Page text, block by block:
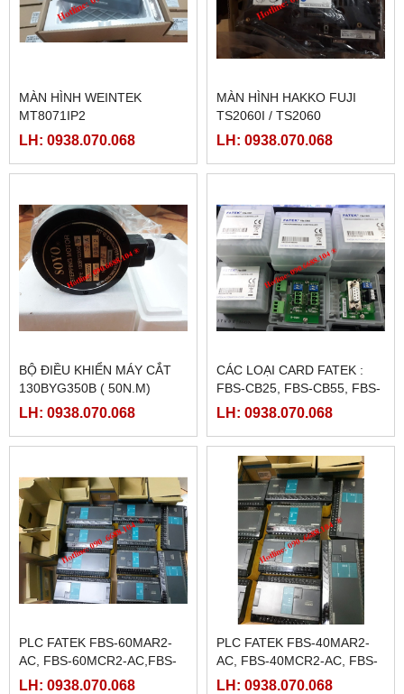
MÀN HÌNH WEINTEK
MT8071IP2
LH: 0938.070.068
MÀN HÌNH HAKKO FUJI
TS2060I / TS2060
LH: 0938.070.068
BỘ ĐIỀU KHIỂN MÁY CẮT
130BYG350B ( 50N.M)
LH: 0938.070.068
CÁC LOẠI CARD FATEK :
FBS-CB25, FBS-CB55, FBS-
CB2, FBS-CB5
LH: 0938.070.068
PLC FATEK FBS-60MAR2-
AC, FBS-60MCR2-AC,FBS-
60MAT2-AC, FBS-60MCT2-
LH: 0938.070.068
PLC FATEK FBS-40MAR2-
AC, FBS-40MCR2-AC, FBS-
40MCRT-AC, FBS-40MART-
LH: 0938.070.068